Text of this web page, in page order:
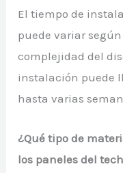
El tiempo de
puede variar
complejidad del
instalación puede
hasta varias
¿Qué tipo de
los paneles del